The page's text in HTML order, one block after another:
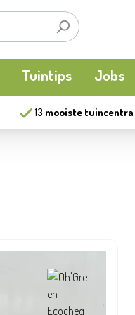
Tuintips Jobs
13 mooiste tuincentra